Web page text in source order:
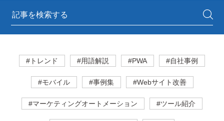
#トレンド #用語解説 #PWA #自社事例
#モバイル #事例集 #Webサイト改善
#マーケティングオートメーション #ツール紹介